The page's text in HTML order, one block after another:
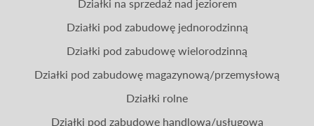
Działki na sprzedaż nad jeziorem
Działki pod zabudowę jednorodzinną
Działki pod zabudowę wielorodzinną
Działki pod zabudowę magazynową/przemysłową
Działki rolne
Działki pod zabudowę handlową/usługową